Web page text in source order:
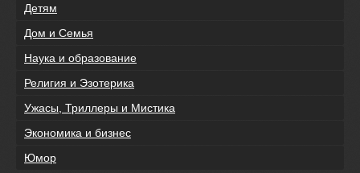
Детям
Дом и Семья
Наука и образование
Религия и Эзотерика
Ужасы, Триллеры и Мистика
Экономика и бизнес
Юмор